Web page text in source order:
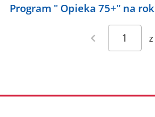
Program " Opieka 75+" na
z